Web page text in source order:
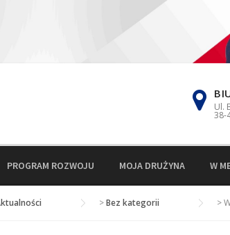
Ul.
38-
PROGRAM ROZWOJU MOJA DRUŻYNA W
>Bez kategorii >